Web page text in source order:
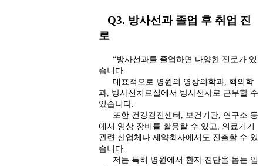
Q3. 방사선과 졸업 후 취업 진
로
“방사선과를 졸업하면 다양한 진로가 있
습니다.
대표적으로 병원의 영상의학과, 핵의학
과, 방사선치료실에서 방사선사로 근무할 수
있습니다.
또한 건강검진센터, 보건기관, 연구소 등
에서 영상 장비를 활용할 수 있고, 의료기기
관련 산업체나 제약회사에서도 진출할 수 있
습니다.
저는 특히 병원에서 환자 진단을 돕는 임